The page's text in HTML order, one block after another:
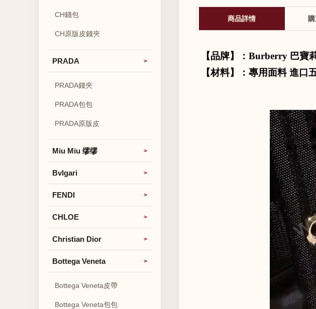
CH錢包
CH原版皮錢夾
PRADA
PRADA錢夾
PRADA包包
PRADA原版皮
Miu Miu 缪缪
Bvlgari
FENDI
CHLOE
Christian Dior
Bottega Veneta
Bottega Veneta皮帶
Bottega Veneta包包
商品詳情
【品牌】： Burberry 巴寶
【材料】：專用面料 進口